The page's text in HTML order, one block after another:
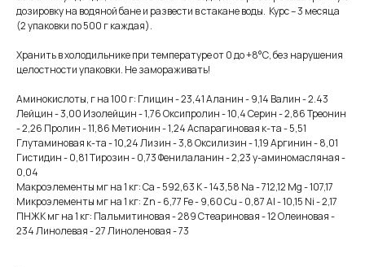
дозировку на водяной бане и развести в стакане воды. Курс – 3 месяца
(2 упаковки по 500 г каждая).
Хранить в холодильнике при температуре от 0 до +8°С, без нарушения
целостности упаковки. Не замораживать!
Аминокислоты, г на 100 г: Глицин - 23,41 Аланин - 9,14 Валин - 2.43
Лейцин - 3,00 Изолейцин - 1,76 Оксипролин - 10,4 Серин - 2,86 Треонин
- 2,26 Пролин - 11,86 Метионин - 1,24 Аспарагиновая к-та - 5,51
Глутаминовая к-та - 10,24 Лизин - 3,8 Оксилизин - 1,19 Аргинин - 8,01
Гистидин - 0,81 Тирозин - 0,73 Фенилаланин - 2,23 у-аминомасляная -
0,04
Макроэлементы мг на 1 кг: Ca - 592,63 K - 143,58 Na - 712,12 Mg - 107,17
Микроэлементы мг на 1 кг: Zn - 6,77 Fe - 9,60 Cu - 0,87 Al - 10,15 Ni - 2,17
ПНЖК мг на 1 кг: Пальмитиновая - 289 Стеариновая - 12 Олеиновая -
234 Линолевая - 27 Линоленовая - 73